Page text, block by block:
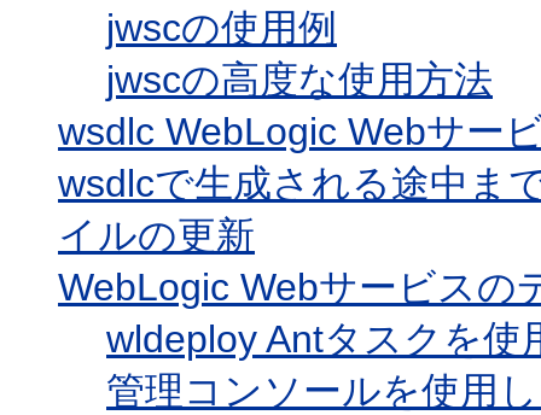
jwscの使用例
jwscの高度な使用方法
wsdlc WebLogic Webサー
wsdlcで生成される途中ま
イルの更新
WebLogic Webサービスの
wldeploy Antタスクを
管理コンソールを使用